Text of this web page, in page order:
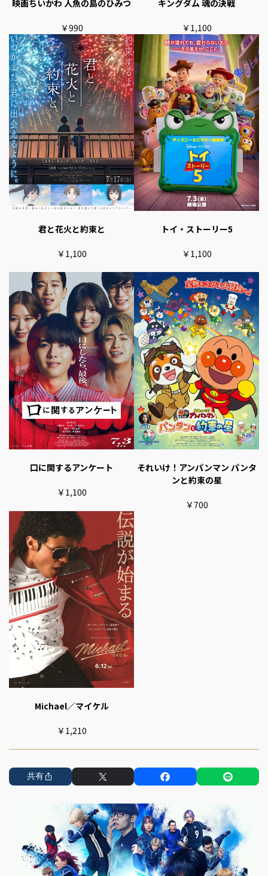
映画ちいかわ 人魚の島のひみつ
￥990
キングダム 魂の決戦
￥1,100
君と花火と約束と
￥1,100
トイ・ストーリー5
￥1,100
口に関するアンケート
￥1,100
それいけ！アンパンマン パンタ
ンと約束の星
￥700
Michael／マイケル
￥1,210
共有